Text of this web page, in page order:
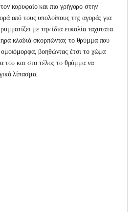
κορυφαίο και πιο γρήγορο στην
από τους υπολοίπους της αγοράς για
με την ίδια ευκολία ταχυτατα
κλαδιά σκορπώντας το θρύμμα που
ομοιόμορφα, βοηθώντας έτσι το χώμα
του και στο τέλος το θρύμμα να
λίπασμα.